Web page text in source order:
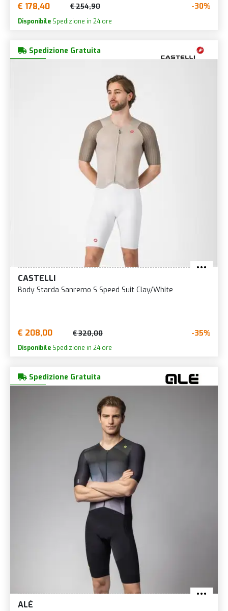
€ 178,40 € 254,90 -30%
Disponibile Spedizione in 24 ore
Spedizione Gratuita
CASTELLI
Body Starda Sanremo S Speed Suit Clay/White
€ 208,00 € 320,00 -35%
Disponibile Spedizione in 24 ore
Spedizione Gratuita
ALÉ